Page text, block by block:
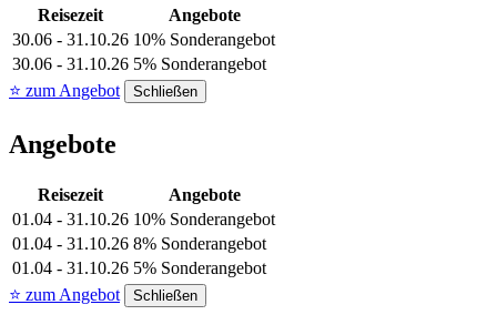
Reisezeit
Angebote
30.06 - 31.10.26 10% Sonderangebot
30.06 - 31.10.26 5% Sonderangebot
⭐ zum Angebot
Schließen
Angebote
Reisezeit
Angebote
01.04 - 31.10.26 10% Sonderangebot
01.04 - 31.10.26 8% Sonderangebot
01.04 - 31.10.26 5% Sonderangebot
⭐ zum Angebot
Schließen